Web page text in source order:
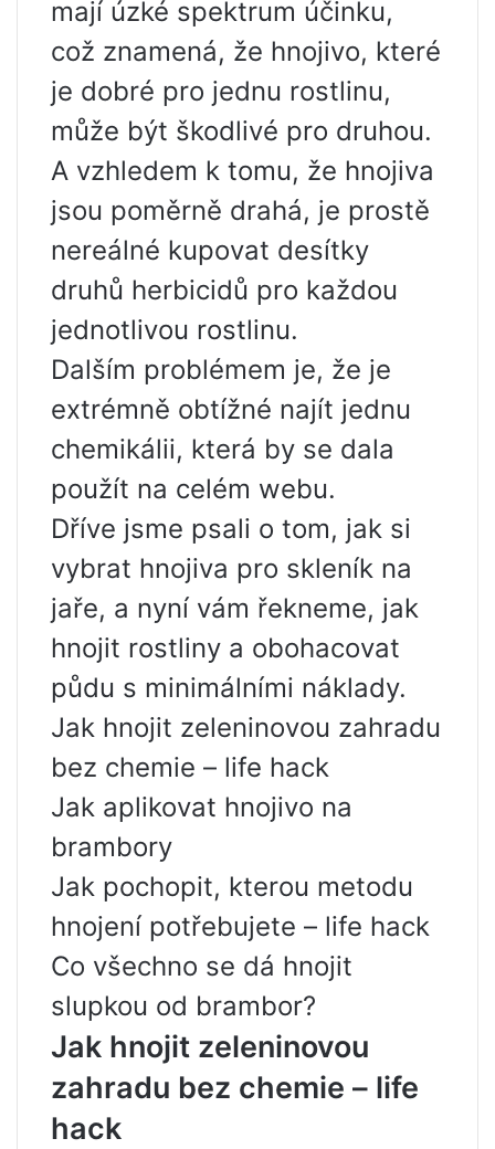
mají úzké spektrum účinku,
což znamená, že hnojivo, které
je dobré pro jednu rostlinu,
může být škodlivé pro druhou.
A vzhledem k tomu, že hnojiva
jsou poměrně drahá, je prostě
nereálné kupovat desítky
druhů herbicidů pro každou
jednotlivou rostlinu.
Dalším problémem je, že je
extrémně obtížné najít jednu
chemikálii, která by se dala
použít na celém webu.
Dříve jsme psali o tom, jak si
vybrat hnojiva pro skleník na
jaře, a nyní vám řekneme, jak
hnojit rostliny a obohacovat
půdu s minimálními náklady.
Jak hnojit zeleninovou zahradu
bez chemie – life hack
Jak aplikovat hnojivo na
brambory
Jak pochopit, kterou metodu
hnojení potřebujete – life hack
Co všechno se dá hnojit
slupkou od brambor?
Jak hnojit zeleninovou
zahradu bez chemie – life
hack